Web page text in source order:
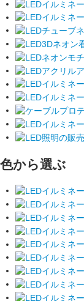
色から選ぶ